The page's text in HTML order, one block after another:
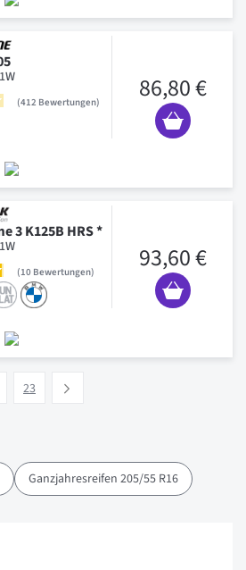
412 Bewertungen 86,80 €
3 K125B HRS *
10 Bewertungen 93,60 €
la page
23
Ganzjahresreifen 205/55 R16